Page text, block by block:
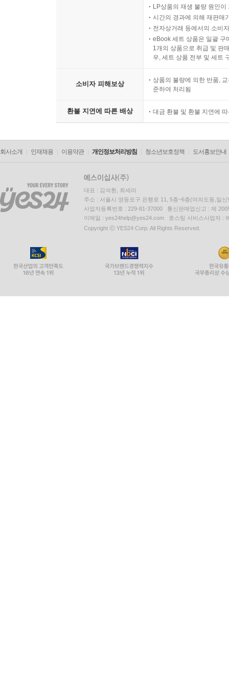
LP상품의 재생 불량 원인
시간의 경과에 의해 재판매
전자상거래 등에서의 소비
eBook 세트 상품은 일괄 구
1개의 상품으로 취급 및 판
우, 세트 상품 전부 및 세트
소비자 피해보상
상품의 불량에 의한 반품,
준하여 처리됨
환불 지연에 따른 배상 대금 환불 및 환불 지연에
회사소개 인재채용 이용약관 개인정보처리방침 청소년보호정책 도서홍보안내
대표 : 김석환, 최세라
주소 : 서울시 영등포구 은행로 11, 5층~6층(여의도동,일신
사업자등록번호 : 229-81-37000 통신판매업신고 : 제
이메일 : yes24help@yes24.com 호스팅 서비스사업자 :
Copyright ⓒ YES24 Corp. All Rights Reserved.